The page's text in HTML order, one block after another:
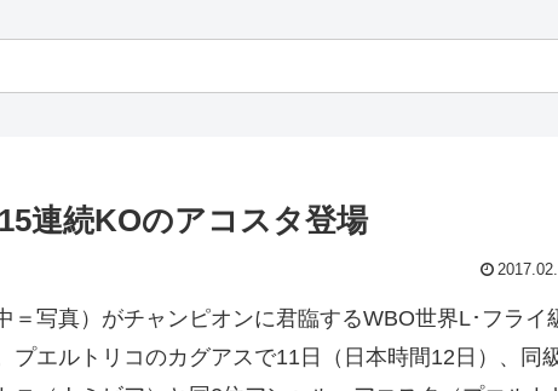
連続KOのアコスタ登場
写真）がチャンピオンに君臨するWBO世界L･フライ
プエルトリコのカグアスで11日（日本時間12日）、同